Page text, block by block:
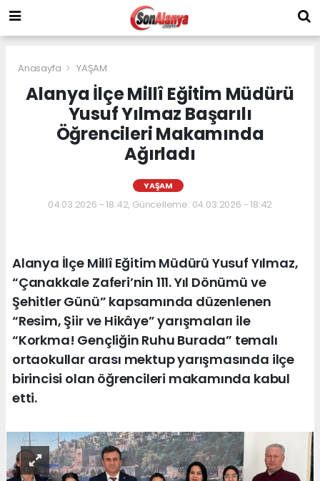
Anasayfa YAŞAM
Alanya İlçe Millî Eğitim Müdürü
Yusuf Yılmaz Başarılı
Öğrencileri Makamında
Ağırladı
YAŞAM
04.03.2026 - 18:42, Güncelleme: 04.03.2026 - 18:42
Alanya İlçe Millî Eğitim Müdürü Yusuf Yılmaz,
“Çanakkale Zaferi’nin 111. Yıl Dönümü ve
Şehitler Günü” kapsamında düzenlenen
“Resim, Şiir ve Hikâye” yarışmaları ile
“Korkma! Gençliğin Ruhu Burada” temalı
ortaokullar arası mektup yarışmasında ilçe
birincisi olan öğrencileri makamında kabul
etti.